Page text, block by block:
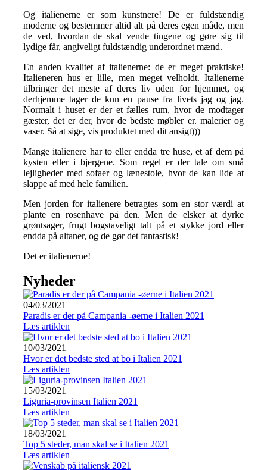
Og italienerne er som kunstnere! De er fuldstændig
moderne og bestemmer altid alt på deres egen måde, men
de ved, hvordan de skal vende tingene og gøre sig til
lydige får, angiveligt fuldstændig underordnet mænd.
En anden kvalitet af italienerne: de er meget praktiske!
Italieneren hus er lille, men meget velholdt. Italienerne
tilbringer det meste af deres liv uden for hjemmet, og
derhjemme tager de kun en pause fra livets jag og jag.
Normalt i huset er der et fælles rum, hvor de modtager
gæster, det er der, hvor de bedste møbler er. malerier og
vaser. Så at sige, vis produktet med dit ansigt)))
Mange italienere har to eller endda tre huse, et af dem på
kysten eller i bjergene. Som regel er der tale om små
lejligheder med sofaer og lænestole, hvor de kan lide at
slappe af med hele familien.
Men jorden for italienere betragtes som en stor værdi at
plante en rosenhave på den. Men de elsker at dyrke
grøntsager, frugt bogstaveligt talt på et stykke jord eller
endda på altaner, og de gør det fantastisk!
Det er italienerne!
Nyheder
04/03/2021
Paradis er der på Campania -øerne i Italien 2021
Læs artiklen
10/03/2021
Hvor er det bedste sted at bo i Italien 2021
Læs artiklen
15/03/2021
Liguria-provinsen Italien 2021
Læs artiklen
18/03/2021
Top 5 steder, man skal se i Italien 2021
Læs artiklen